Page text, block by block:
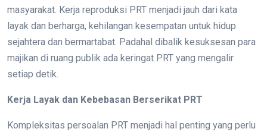
masyarakat. Kerja reproduksi PRT menjadi jauh dari kata
layak dan berharga, kehilangan kesempatan untuk hidup
sejahtera dan bermartabat. Padahal dibalik kesuksesan para
majikan di ruang publik ada keringat PRT yang mengalir
setiap detik.
Kerja Layak dan Kebebasan Berserikat PRT
Kompleksitas persoalan PRT menjadi hal penting yang perlu